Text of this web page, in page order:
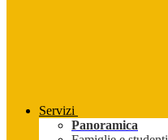
Servizi
Panoramica